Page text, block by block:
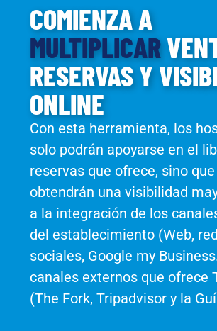
COMIENZA A
MULTIPLICAR
RESERVAS Y
ONLINE
Con esta herramienta, los
solo podrán apoyarse en el
reservas que ofrece, sino
obtendrán una visibilidad
a la integración de los
del establecimiento (Web,
sociales, Google my
canales externos que ofrece
(The Fork, Tripadvisor y la